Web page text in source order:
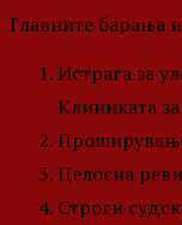
Главните барања
Истрага за
Клиниката
Проширување
Целосна
Строги